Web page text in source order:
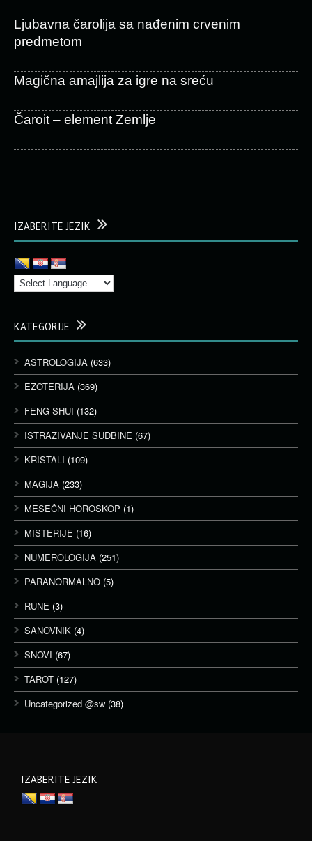
Ljubavna čarolija sa nađenim crvenim
predmetom
Magična amajlija za igre na sreću
Čaroit – element Zemlje
IZABERITE JEZIK
KATEGORIJE
ASTROLOGIJA (633)
EZOTERIJA (369)
FENG SHUI (132)
ISTRAŽIVANJE SUDBINE (67)
KRISTALI (109)
MAGIJA (233)
MESEČNI HOROSKOP (1)
MISTERIJE (16)
NUMEROLOGIJA (251)
PARANORMALNO (5)
RUNE (3)
SANOVNIK (4)
SNOVI (67)
TAROT (127)
Uncategorized @sw (38)
IZABERITE JEZIK